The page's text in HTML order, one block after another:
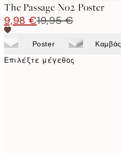
The Passage No2 Poster
9,98 €19,95 €
Poster Καμβάς
Επιλέξτε μέγεθος